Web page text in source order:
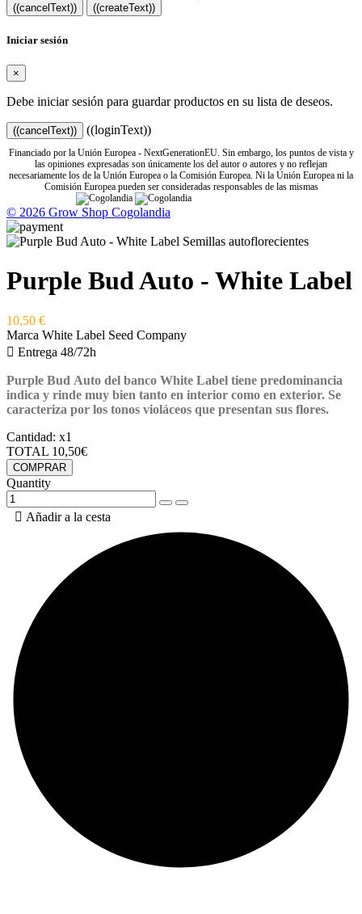
((cancelText)) ((createText))
Iniciar sesión
×
Debe iniciar sesión para guardar productos en su lista de deseos.
((cancelText)) ((loginText))
Financiado por la Unión Europea - NextGenerationEU. Sin embargo, los puntos de vista y
las opiniones expresadas son únicamente los del autor o autores y no reflejan
necesariamente los de la Unión Europea o la Comisión Europea. Ni la Unión Europea ni la
Comisión Europea pueden ser consideradas responsables de las mismas
© 2026 Grow Shop Cogolandia
Purple Bud Auto - White Label
10,50 €
Marca White Label Seed Company
 Entrega 48/72h
Purple Bud Auto del banco White Label tiene predominancia
indica y rinde muy bien tanto en interior como en exterior. Se
caracteriza por los tonos violáceos que presentan sus flores.
Cantidad: x1
TOTAL 10,50€
COMPRAR
Quantity
 Añadir a la cesta